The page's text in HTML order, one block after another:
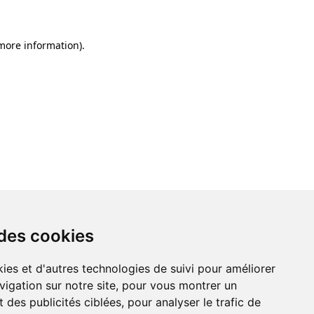
cookies
et d'autres technologies de suivi pour améliorer
sur notre site, pour vous montrer un
des publicités ciblées, pour analyser le trafic de
information).